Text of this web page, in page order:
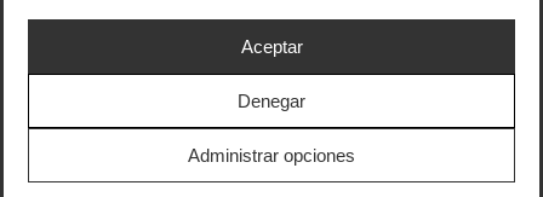
Aceptar
Denegar
Administrar opciones
Instagram
Precios sin IVA (21%). Tasa RAEE incluida en
aquellos productos que corresponda.